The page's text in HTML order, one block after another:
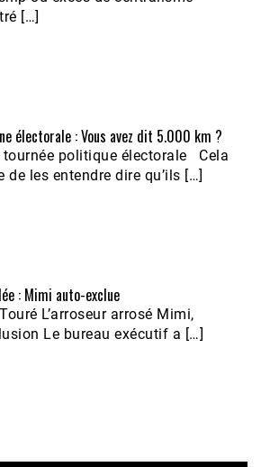
[…]
électorale : Vous avez dit 5.000 km ?
tournée politique électorale Cela
de les entendre dire qu’ils […]
: Mimi auto-exclue
L’arroseur arrosé Mimi,
Le bureau exécutif a […]